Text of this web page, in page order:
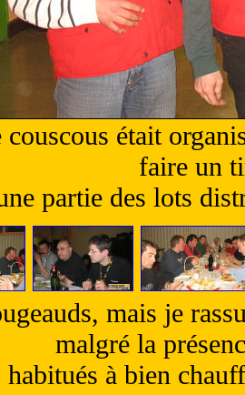
couscous était
faire un
partie des lots
mais je
malgré la
à bien